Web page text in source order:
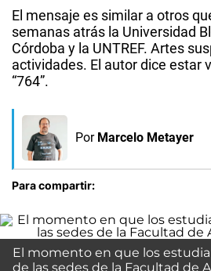
El mensaje es similar a otros
semanas atrás la Universidad
Córdoba y la UNTREF. Artes
actividades. El autor dice estar
“764”.
Por Marcelo Metayer
Para compartir:
El momento en que los
de las sedes de la Facultad de